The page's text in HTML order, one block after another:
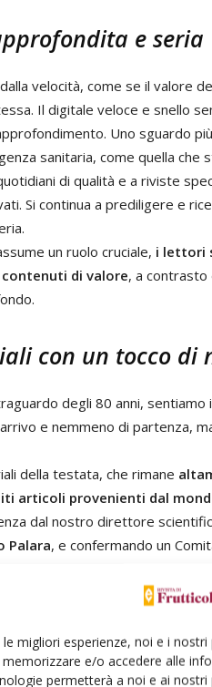
migliori esperienze, noi e i
e/o accedere alle
permetterà a noi e ai
e seria
velocità, come se il valore
Il digitale veloce e snello
Uno sguardo
sanitaria, come quella che
di qualità e a riviste
Si continua a prediligere e
un ruolo cruciale, i lettori
di valore, a contrasto
con un tocco di
degli 80 anni, sentiamo
e nemmeno di partenza,
della testata, che rimane
articoli provenienti dal
dal nostro direttore
Palara, e confermando un
aumentare la fruibilità dei
produttivo, nel post-raccolta
una rubrica ad hoc, anche di
colture. E cercheremo di